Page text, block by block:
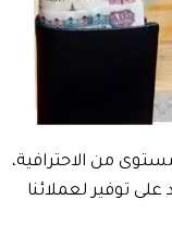
من الاحترافية،
توفير لعملائنا